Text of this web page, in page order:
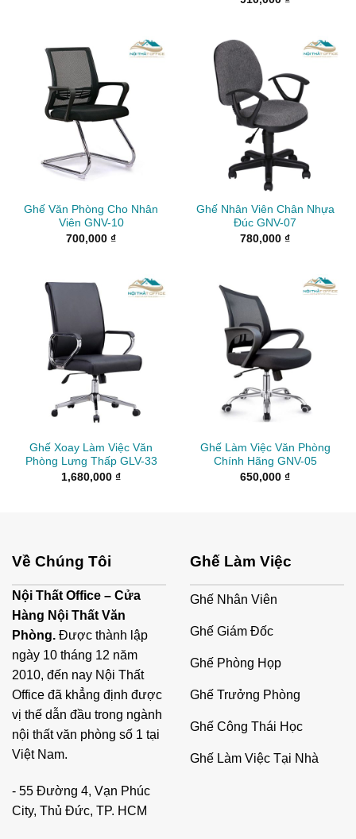
Ghế Văn Phòng Cho Nhân
Viên GNV-10
700,000 ₫
Ghế Nhân Viên Chân Nhựa
Đúc GNV-07
780,000 ₫
Ghế Xoay Làm Việc Văn
Phòng Lưng Thấp GLV-33
1,680,000 ₫
Ghế Làm Việc Văn Phòng
Chính Hãng GNV-05
650,000 ₫
Về Chúng Tôi
Nội Thất Office – Cửa
Hàng Nội Thất Văn
Phòng. Được thành lập
ngày 10 tháng 12 năm
2010, đến nay Nội Thất
Office đã khẳng định được
vị thế dẫn đầu trong ngành
nội thất văn phòng số 1 tại
Việt Nam.
- 55 Đường 4, Vạn Phúc
City, Thủ Đức, TP. HCM
Ghế Làm Việc
Ghế Nhân Viên
Ghế Giám Đốc
Ghế Phòng Họp
Ghế Trưởng Phòng
Ghế Công Thái Học
Ghế Làm Việc Tại Nhà